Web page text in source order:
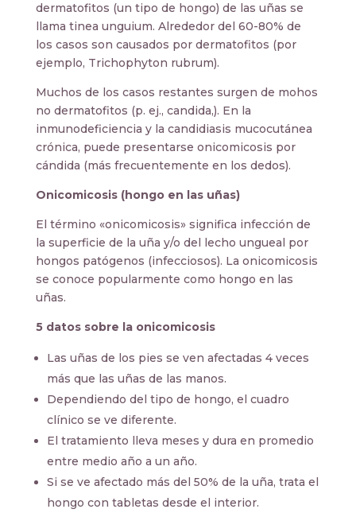
dermatofitos (un tipo de hongo) de las uñas se
llama tinea unguium. Alrededor del 60-80% de
los casos son causados ​​por dermatofitos (por
ejemplo, Trichophyton rubrum).
Muchos de los casos restantes surgen de mohos
no dermatofitos (p. ej., candida,). En la
inmunodeficiencia y la candidiasis mucocutánea
crónica, puede presentarse onicomicosis por
cándida (más frecuentemente en los dedos).
Onicomicosis (hongo en las uñas)
El término «onicomicosis» significa infección de
la superficie de la uña y/o del lecho ungueal por
hongos patógenos (infecciosos). La onicomicosis
se conoce popularmente como hongo en las
uñas.
5 datos sobre la onicomicosis
Las uñas de los pies se ven afectadas 4 veces
más que las uñas de las manos.
Dependiendo del tipo de hongo, el cuadro
clínico se ve diferente.
El tratamiento lleva meses y dura en promedio
entre medio año a un año.
Si se ve afectado más del 50% de la uña, trata el
hongo con tabletas desde el interior.